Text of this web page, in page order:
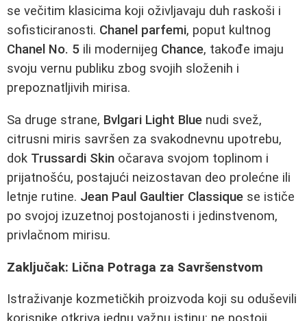
se večitim klasicima koji oživljavaju duh raskoši i
sofisticiranosti. Chanel parfemi, poput kultnog
Chanel No. 5 ili modernijeg Chance, takođe imaju
svoju vernu publiku zbog svojih složenih i
prepoznatljivih mirisa.
Sa druge strane, Bvlgari Light Blue nudi svež,
citrusni miris savršen za svakodnevnu upotrebu,
dok Trussardi Skin očarava svojom toplinom i
prijatnošću, postajući neizostavan deo prolećne ili
letnje rutine. Jean Paul Gaultier Classique se ističe
po svojoj izuzetnoj postojanosti i jedinstvenom,
privlačnom mirisu.
Zaključak: Lična Potraga za Savršenstvom
Istraživanje kozmetičkih proizvoda koji su oduševili